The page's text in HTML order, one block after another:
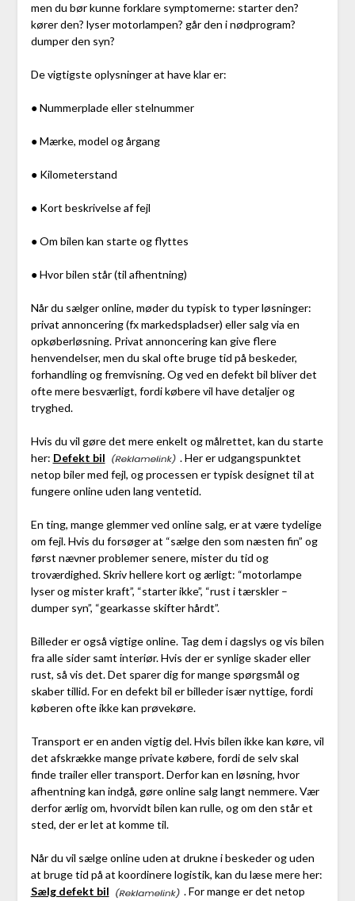
men du bør kunne forklare symptomerne: starter den?
kører den? lyser motorlampen? går den i nødprogram?
dumper den syn?
De vigtigste oplysninger at have klar er:
● Nummerplade eller stelnummer
● Mærke, model og årgang
● Kilometerstand
● Kort beskrivelse af fejl
● Om bilen kan starte og flyttes
● Hvor bilen står (til afhentning)
Når du sælger online, møder du typisk to typer løsninger:
privat annoncering (fx markedspladser) eller salg via en
opkøberløsning. Privat annoncering kan give flere
henvendelser, men du skal ofte bruge tid på beskeder,
forhandling og fremvisning. Og ved en defekt bil bliver det
ofte mere besværligt, fordi købere vil have detaljer og
tryghed.
Hvis du vil gøre det mere enkelt og målrettet, kan du starte
her: Defekt bil
. Her er udgangspunktet
netop biler med fejl, og processen er typisk designet til at
fungere online uden lang ventetid.
En ting, mange glemmer ved online salg, er at være tydelige
om fejl. Hvis du forsøger at “sælge den som næsten fin” og
først nævner problemer senere, mister du tid og
troværdighed. Skriv hellere kort og ærligt: “motorlampe
lyser og mister kraft”, “starter ikke”, “rust i tærskler –
dumper syn”, “gearkasse skifter hårdt”.
Billeder er også vigtige online. Tag dem i dagslys og vis bilen
fra alle sider samt interiør. Hvis der er synlige skader eller
rust, så vis det. Det sparer dig for mange spørgsmål og
skaber tillid. For en defekt bil er billeder især nyttige, fordi
køberen ofte ikke kan prøvekøre.
Transport er en anden vigtig del. Hvis bilen ikke kan køre, vil
det afskrække mange private købere, fordi de selv skal
finde trailer eller transport. Derfor kan en løsning, hvor
afhentning kan indgå, gøre online salg langt nemmere. Vær
derfor ærlig om, hvorvidt bilen kan rulle, og om den står et
sted, der er let at komme til.
Når du vil sælge online uden at drukne i beskeder og uden
at bruge tid på at koordinere logistik, kan du læse mere her:
Sælg defekt bil
. For mange er det netop